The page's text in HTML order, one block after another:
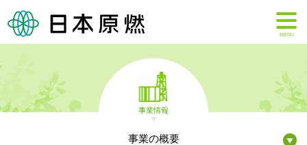
MENU
事業情報
事業の概要